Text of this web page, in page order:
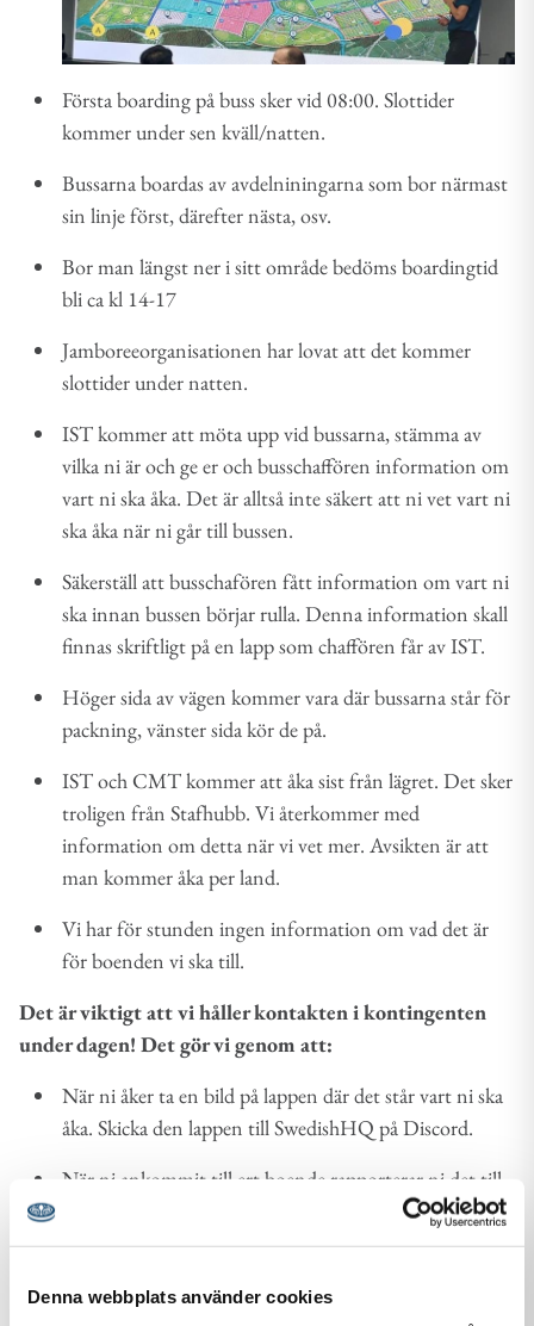
Denna webbplats använder cookies
Första boarding på buss sker vid 08:00. Slottider
kommer under sen kväll/natten.
Bussarna boardas av avdelniningarna som bor närmast
sin linje först, därefter nästa, osv.
Bor man längst ner i sitt område bedöms boardingtid
bli ca kl 14-17
Jamboreeorganisationen har lovat att det kommer
slottider under natten.
IST kommer att möta upp vid bussarna, stämma av
vilka ni är och ge er och busschaffören information om
vart ni ska åka. Det är alltså inte säkert att ni vet vart ni
ska åka när ni går till bussen.
Säkerställ att busschafören fått information om vart ni
ska innan bussen börjar rulla. Denna information skall
finnas skriftligt på en lapp som chaffören får av IST.
Höger sida av vägen kommer vara där bussarna står för
packning, vänster sida kör de på.
IST och CMT kommer att åka sist från lägret. Det sker
troligen från Stafhubb. Vi återkommer med
information om detta när vi vet mer. Avsikten är att
man kommer åka per land.
Vi har för stunden ingen information om vad det är
för boenden vi ska till.
Det är viktigt att vi håller kontakten i kontingenten
under dagen! Det gör vi genom att:
När ni åker ta en bild på lappen där det står vart ni ska
åka. Skicka den lappen till SwedishHQ på Discord.
När ni ankommit till ert boende rapporterar ni det till
boende på samma sätt som vi haft för hubbarna på